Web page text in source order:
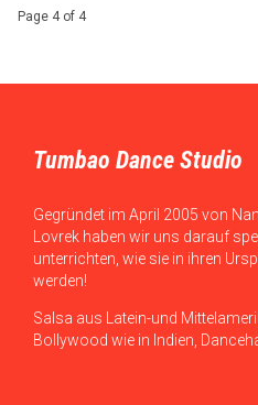
Page 4 of 4
Tumbao Dance Studio
Gegründet im April 2005 von
Lovrek haben wir uns darauf
unterrichten, wie sie in ihren
werden!
Salsa aus Latein-und
Bollywood wie in Indien,